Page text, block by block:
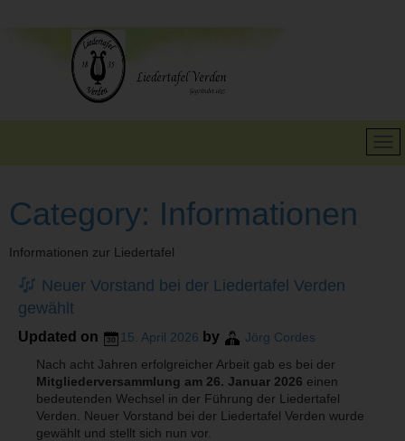
Category: Informationen
Informationen zur Liedertafel
Neuer Vorstand bei der Liedertafel Verden
gewählt
Updated on 15. April 2026 by
Jörg Cordes
Nach acht Jahren erfolgreicher Arbeit gab es bei der
Mitgliederversammlung am 26. Januar 2026 einen
bedeutenden Wechsel in der Führung der Liedertafel
Verden. Neuer Vorstand bei der Liedertafel Verden wurde
gewählt und stellt sich nun vor.